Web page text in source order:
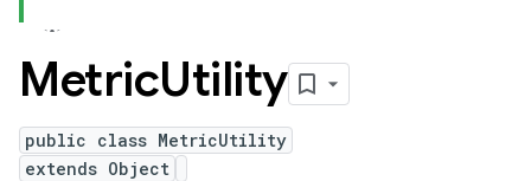
MetricUtility
public class MetricUtility
extends Object